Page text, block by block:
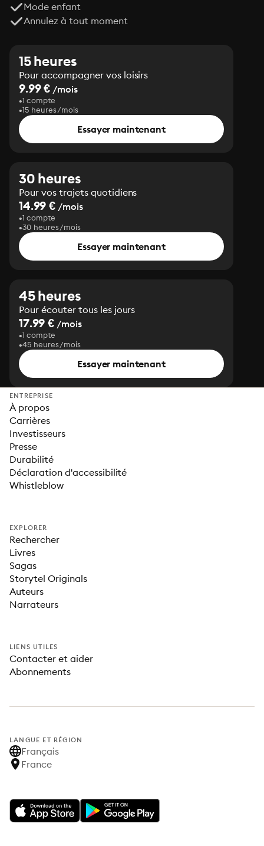
Mode enfant
Annulez à tout moment
15 heures
Pour accompagner vos loisirs
9.99 € /mois
1 compte
15 heures/mois
Essayer maintenant
30 heures
Pour vos trajets quotidiens
14.99 € /mois
1 compte
30 heures/mois
Essayer maintenant
45 heures
Pour écouter tous les jours
17.99 € /mois
1 compte
45 heures/mois
Essayer maintenant
ENTREPRISE
À propos
Carrières
Investisseurs
Presse
Durabilité
Déclaration d'accessibilité
Whistleblow
EXPLORER
Rechercher
Livres
Sagas
Storytel Originals
Auteurs
Narrateurs
LIENS UTILES
Contacter et aider
Abonnements
LANGUE ET RÉGION
Français
France